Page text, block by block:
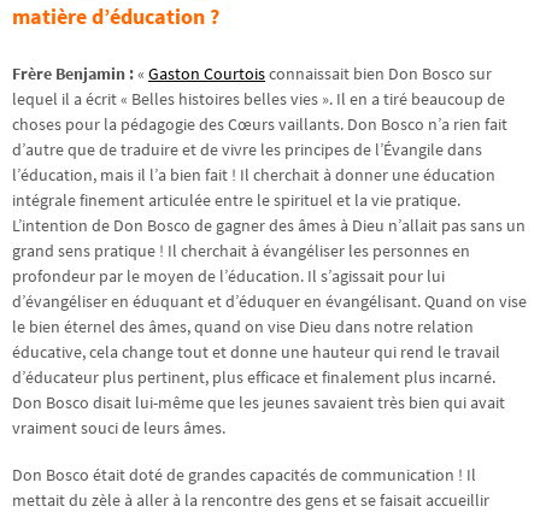
matière d’éducation ?
Frère Benjamin :« Gaston Courtoisconnaissait bien Don Bosco sur
lequel il a écrit « Belles histoires belles vies ». Il en a tiré beaucoup de
choses pour la pédagogie des Cœurs vaillants. Don Bosco n’a rien fait
d’autre que de traduire et de vivre les principes de l’Évangile dans
l’éducation, mais il l’a bien fait ! Il cherchait à donner une éducation
intégrale finement articulée entre le spirituel et la vie pratique.
L’intention de Don Bosco de gagner des âmes à Dieu n’allait pas sans un
grand sens pratique ! Il cherchait à évangéliser les personnes en
profondeur par le moyen de l’éducation. Il s’agissait pour lui
d’évangéliser en éduquant et d’éduquer en évangélisant. Quand on vise
le bien éternel des âmes, quand on vise Dieu dans notre relation
éducative, cela change tout et donne une hauteur qui rend le travail
d’éducateur plus pertinent, plus efficace et finalement plus incarné.
Don Bosco disait lui-même que les jeunes savaient très bien qui avait
vraiment souci de leurs âmes.
Don Bosco était doté de grandes capacités de communication ! Il
mettait du zèle à aller à la rencontre des gens et se faisait accueillir